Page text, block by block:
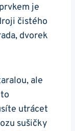
je
čistého
dvorek
ale
utrácet
sušičky